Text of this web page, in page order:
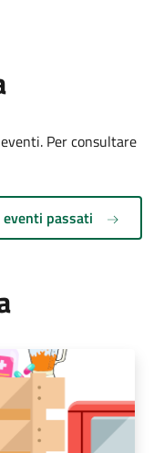
Per consultare
passati